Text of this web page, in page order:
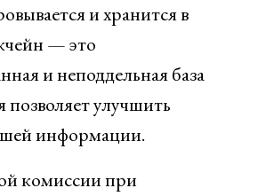
и хранится в
— это
и неподдельная база
улучшить
информации.
комиссии при